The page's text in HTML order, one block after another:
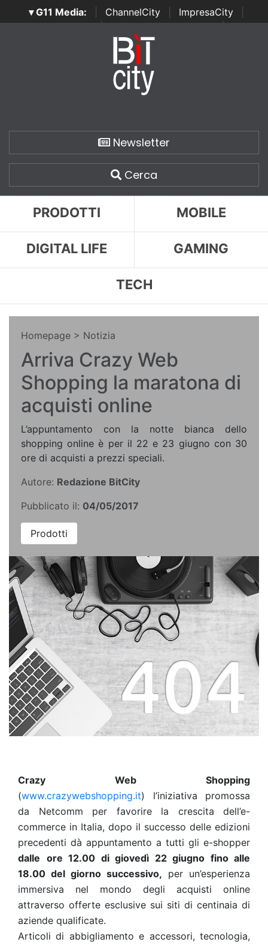
▾ G11 Media: ChannelCity ImpresaCity
SecurityOpenLab | Italian Channel Awards | Italian
Italian Security Awards
Newsletter
Cerca
PRODOTTI MOBILE
DIGITAL LIFE GAMING
TECH
Homepage > Notizia
Arriva Crazy Web
Shopping la maratona di
acquisti online
L’appuntamento con la notte bianca dello
shopping online è per il 22 e 23 giugno con 30
ore di acquisti a prezzi speciali.
Autore: Redazione BitCity
Pubblicato il: 04/05/2017
Prodotti
Crazy Web Shopping
(www.crazywebshopping.it) l’iniziativa promossa
da Netcomm per favorire la crescita dell’e-
commerce in Italia, dopo il successo delle edizioni
precedenti dà appuntamento a tutti gli e-shopper
dalle ore 12.00 di giovedì 22 giugno fino alle
18.00 del giorno successivo, per un’esperienza
immersiva nel mondo degli acquisti online
attraverso offerte esclusive sui siti di centinaia di
aziende qualificate.
Articoli di abbigliamento e accessori, tecnologia,